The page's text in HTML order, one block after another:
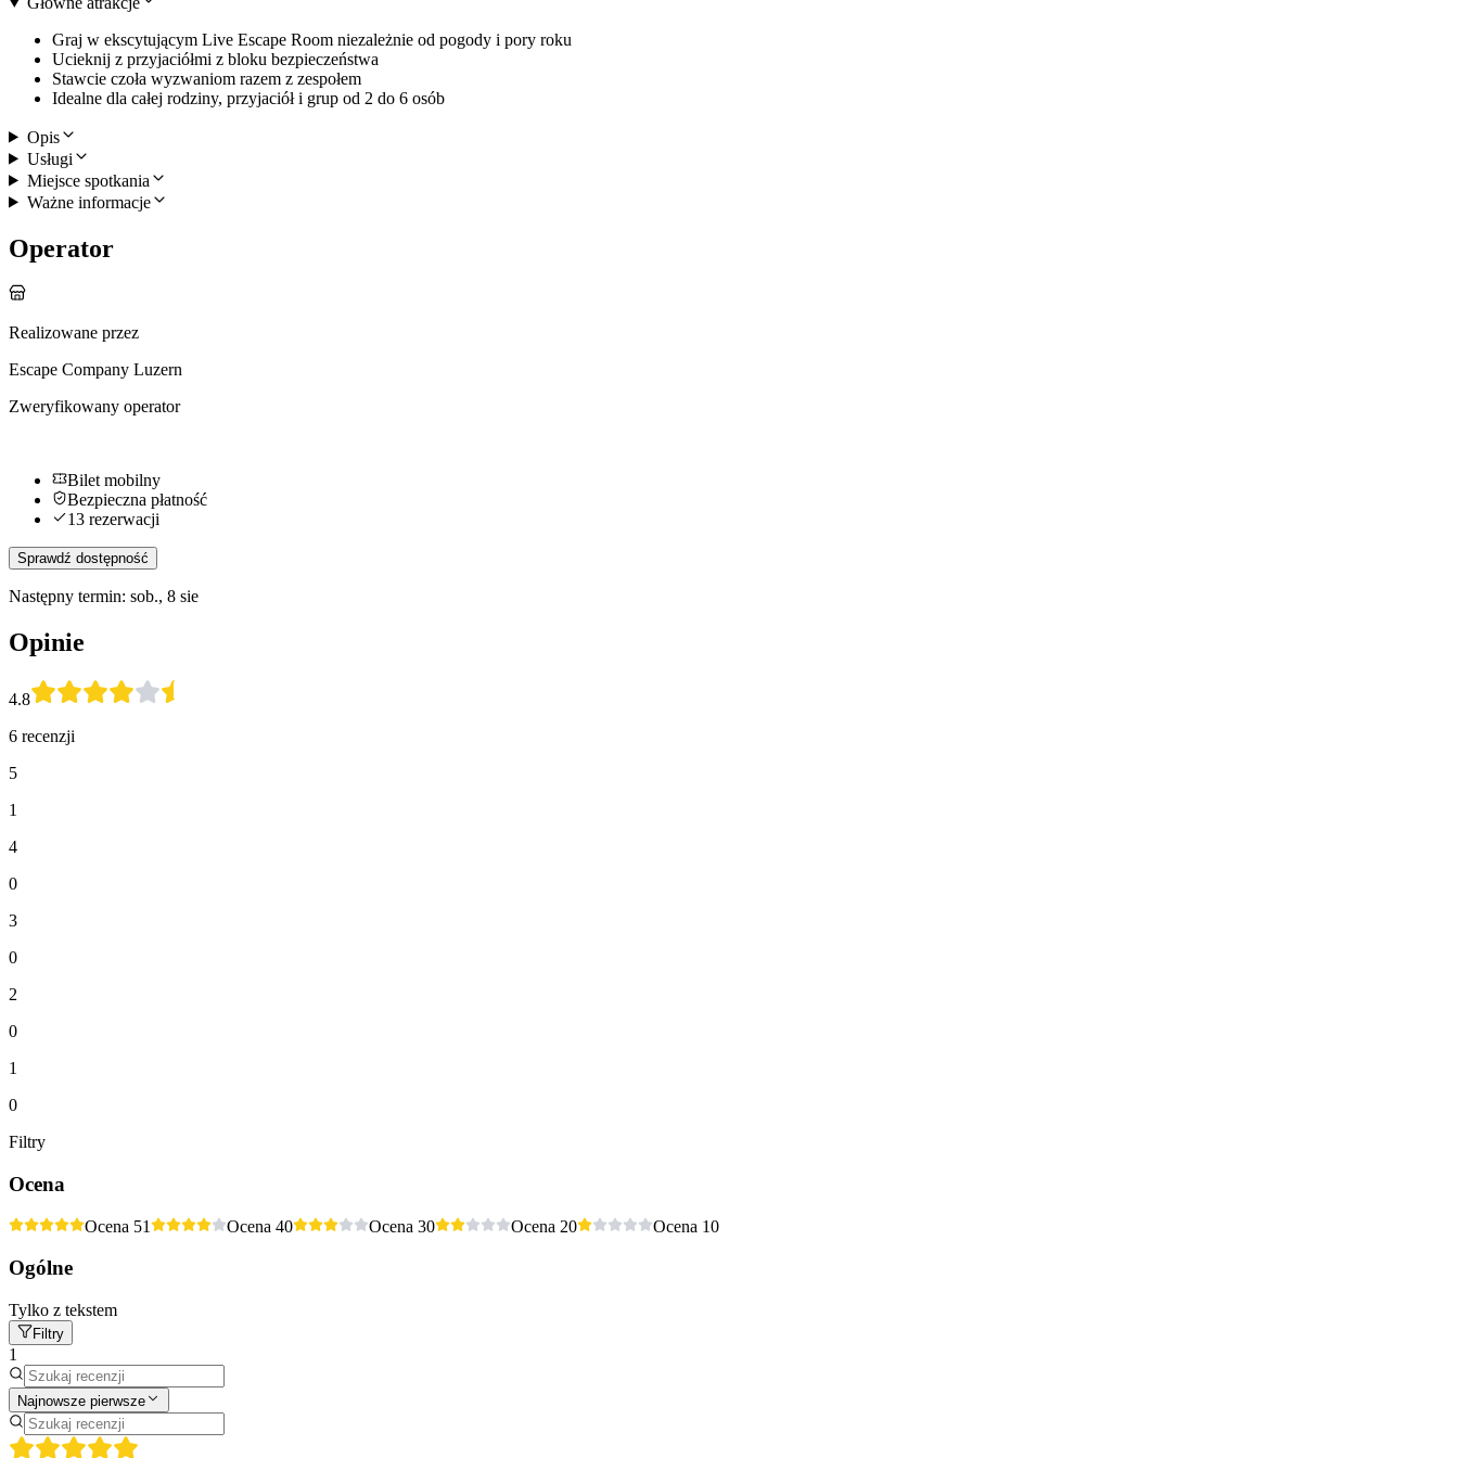
Graj w ekscytującym Live Escape Room niezależnie od pogody i pory roku
Ucieknij z przyjaciółmi z bloku bezpieczeństwa
Stawcie czoła wyzwaniom razem z zespołem
Idealne dla całej rodziny, przyjaciół i grup od 2 do 6 osób
Opis
Usługi
Miejsce spotkania
Ważne informacje
Operator
Realizowane przez
Escape Company Luzern
Zweryfikowany operator
Bilet mobilny
Bezpieczna płatność
13 rezerwacji
Sprawdź dostępność
Następny termin: sob., 8 sie
Opinie
4.8
6 recenzji
5
1
4
0
3
0
2
0
1
0
Filtry
Ocena
Ocena 51 Ocena 40 Ocena 30 Ocena 20 Ocena 10
Ogólne
Tylko z tekstem
Filtry
1
Najnowsze pierwsze